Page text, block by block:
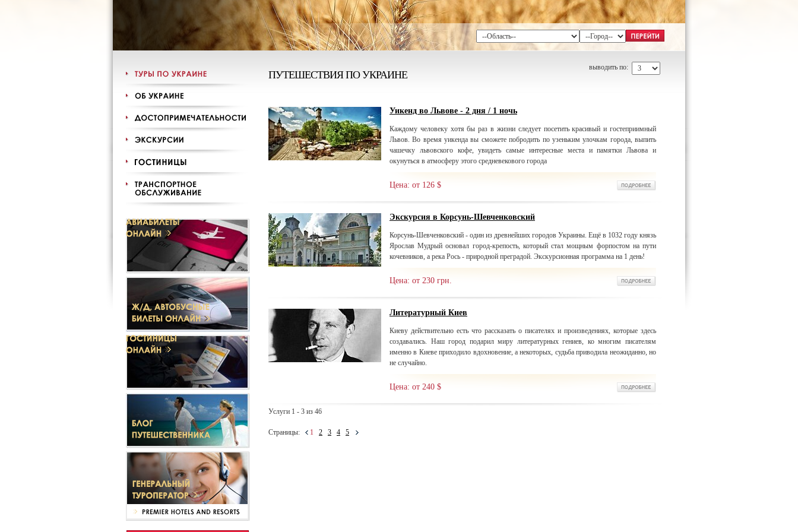
ПУТЕШЕСТВИЯ ПО УКРАИНЕ
выводить по:
Уикенд во Львове - 2 дня / 1 ночь
Каждому человеку хотя бы раз в жизни следует посетить красивый и гостеприимный
Львов. Во время уикенда вы сможете побродить по узеньким улочкам города, выпить
чашечку львовского кофе, увидеть самые интересные места и памятки Львова и
окунуться в атмосферу этого средневекового города
Цена: от 126 $
Экскурсия в Корсунь-Шевченковский
Корсунь-Шевченковский - один из древнейших городов Украины. Ещё в 1032 году князь
Ярослав Мудрый основал город-крепость, который стал мощным форпостом на пути
кочевников, а река Рось - природной преградой. Экскурсионная программа на 1 день!
Цена: от 230 грн.
Литературный Киев
Киеву действительно есть что рассказать о писателях и произведениях, которые здесь
создавались. Наш город подарил миру литературных гениев, ко многим писателям
именно в Киеве приходило вдохновение, а некоторых, судьба приводила неожиданно, но
не случайно.
Цена: от 240 $
Услуги 1 - 3 из 46
Страницы: 1 2 3 4 5